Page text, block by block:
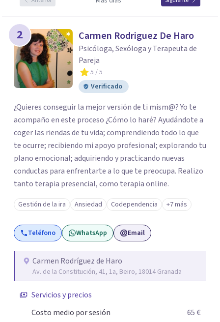
2 Carmen Rodriguez De Haro
Psicóloga, Sexóloga y Terapeuta de
Pareja
5 / 5
Verificado
¿Quieres conseguir la mejor versión de ti mism@? Yo te
acompaño en este proceso ¿Cómo lo haré? Ayudándote a
coger las riendas de tu vida; comprendiendo todo lo que
te ocurre; recibiendo mi apoyo profesional; explorando tu
plano emocional; adquiriendo y practicando nuevas
conductas para enfrentarte a lo que te preocupa. Realizo
tanto terapia presencial, como terapia online.
Gestión de la ira Ansiedad Codependencia +7 más
Teléfono WhatsApp Email
Carmen Rodríguez de Haro
Av. de la Constitución, 41, 1a, Beiro, 18014 Granada
Servicios y precios
Costo medio por sesión
65 €